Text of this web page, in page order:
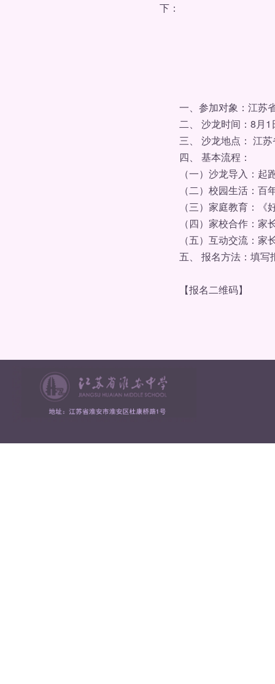
下：
一、参加对象：江苏
二、 沙龙时间：8月1
三、 沙龙地点： 江苏
四、 基本流程：
（一）沙龙导入：起
（二）校园生活：百
（三）家庭教育：《好
（四）家校合作：家长
（五）互动交流：家
五、 报名方法：填写
【报名二维码】